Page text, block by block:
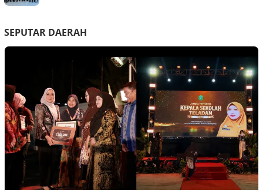
SEPUTAR DAERAH